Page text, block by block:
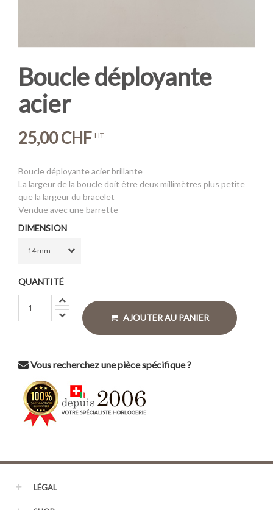
Boucle déployante
acier
25,00 CHF HT
Boucle déployante acier brillante
La largeur de la boucle doit être deux millimètres plus petite
que la largeur du bracelet
Vendue avec une barrette
DIMENSION
QUANTITÉ
AJOUTER AU PANIER
Vous recherchez une pièce spécifique ?
LÉGAL